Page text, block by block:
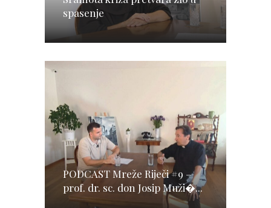
spasenje
PODCAST Mreže Riječi #9 –
prof. dr. sc. don Josip Muži�...